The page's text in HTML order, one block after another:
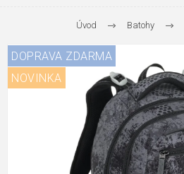
Úvod Batohy
DOPRAVA ZDARMA
NOVINKA